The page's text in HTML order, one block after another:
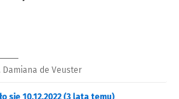
Damiana de Veuster
się 10.12.2022 (3 lata temu)